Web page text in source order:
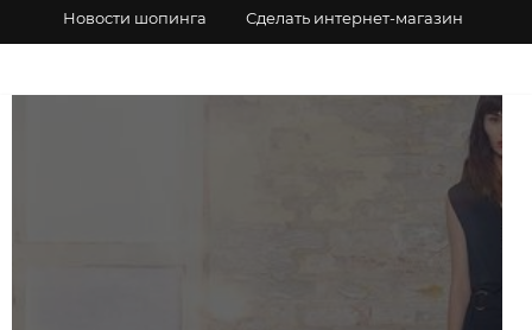
Новости шопинга Сделать интернет-магазин